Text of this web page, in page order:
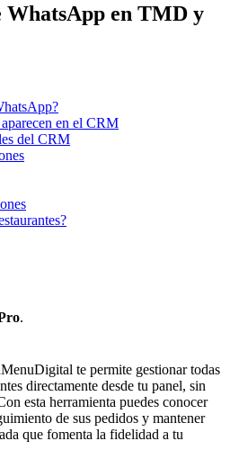
WhatsApp en TMD y
en el CRM
del CRM
.
te permite gestionar todas
directamente desde tu panel, sin
esta herramienta puedes conocer
de sus pedidos y mantener
que fomenta la fidelidad a tu